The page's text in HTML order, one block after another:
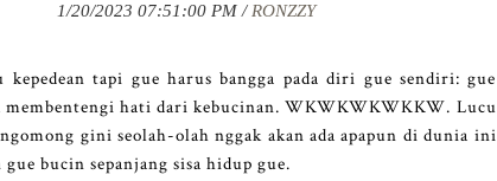
1/20/2023 07:51:00 PM /RONZZY
kepedean tapi gue harus bangga pada diri gue sendiri: gue
membentengi hati dari kebucinan. WKWKWKWKKW. Lucu
gini seolah-olah nggak akan ada apapun di dunia ini
bucin sepanjang sisa hidup gue.